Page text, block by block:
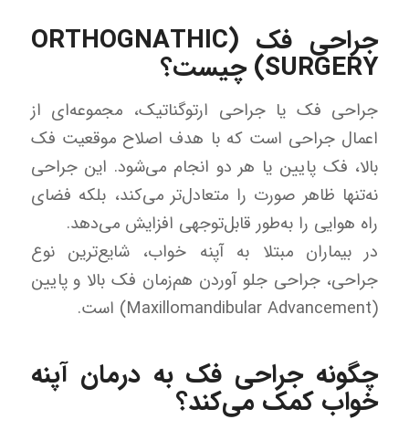
جراحی فک (ORTHOGNATHIC
SURGERY) چیست؟
جراحی فک یا جراحی ارتوگناتیک، مجموعه‌ای از
اعمال جراحی است که با هدف اصلاح موقعیت فک
بالا، فک پایین یا هر دو انجام می‌شود. این جراحی
نه‌تنها ظاهر صورت را متعادل‌تر می‌کند، بلکه فضای
راه هوایی را به‌طور قابل‌توجهی افزایش می‌دهد.
در بیماران مبتلا به آپنه خواب، شایع‌ترین نوع
جراحی، جراحی جلو آوردن هم‌زمان فک بالا و پایین
(Maxillomandibular Advancement) است.
چگونه جراحی فک به درمان آپنه
خواب کمک می‌کند؟